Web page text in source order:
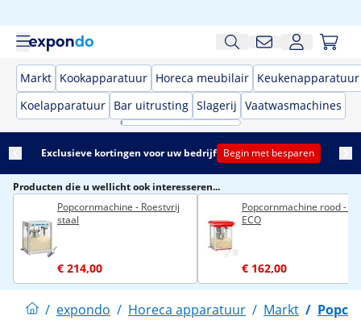
Markt Kookapparatuur Horeca meubilair Keukenapparatuur
Koelapparatuur Bar uitrusting Slagerij Vaatwasmachines
Exclusieve kortingen voor uw bedrijf Begin met besparen
Producten die u wellicht ook interesseren...
Popcornmachine - Roestvrij
staal
€ 214,00
Popcornmachine rood - 8
ECO
€ 162,00
/ expondo / Horeca apparatuur / Markt /